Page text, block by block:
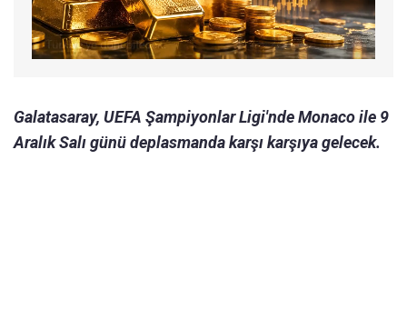
Galatasaray, UEFA Şampiyonlar Ligi'nde Monaco ile 9
Aralık Salı günü deplasmanda karşı karşıya gelecek.